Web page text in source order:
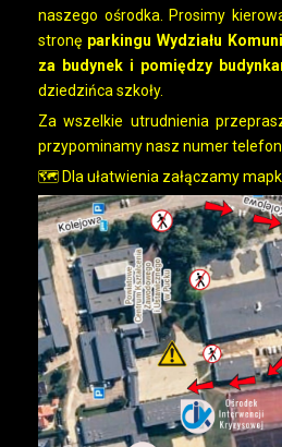
naszego ośrodka. Prosimy
stronę parkingu Wydziału
za budynek i pomiędzy
dziedzińca szkoły.
Za wszelkie utrudnienia
przypominamy nasz numer
🗺️ Dla ułatwienia załączamy